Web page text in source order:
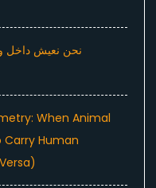
نحن نعيش داخل
When Animal
Carry Human